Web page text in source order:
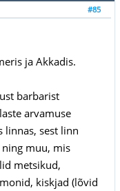
#85
ja Akkadis.
barbarist
arvamuse
linnas, sest linn
muu, mis
metsikud,
kiskjad (lõvid